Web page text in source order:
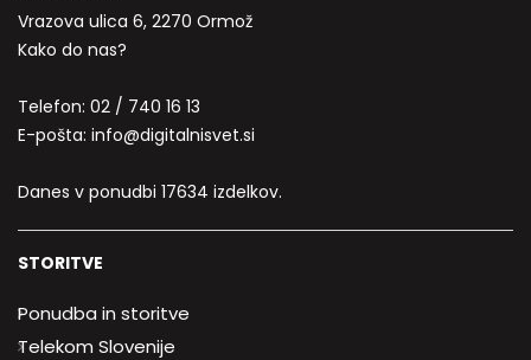
Vrazova ulica 6, 2270 Ormož
Kako do nas?
Telefon: 02 / 740 16 13
E-pošta: info@digitalnisvet.si
Danes v ponudbi 17634 izdelkov.
STORITVE
Ponudba in storitve
Telekom Slovenije